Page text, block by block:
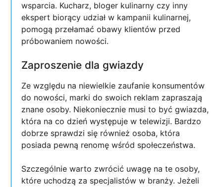
wsparcia. Kucharz, bloger kulinarny czy inny
ekspert biorący udział w kampanii kulinarnej,
pomogą przełamać obawy klientów przed
próbowaniem nowości.
Zaproszenie dla gwiazdy
Ze względu na niewielkie zaufanie konsumentów
do nowości, marki do swoich reklam zapraszają
znane osoby. Niekoniecznie musi to być gwiazda,
która na co dzień występuje w telewizji. Bardzo
dobrze sprawdzi się również osoba, która
posiada pewną renomę wśród społeczeństwa.
Szczególnie warto zwrócić uwagę na te osoby,
które uchodzą za specjalistów w branży. Jeżeli